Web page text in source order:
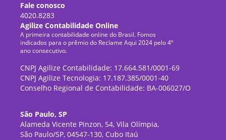
Fale conosco
4020.8283
Agilize Contabilidade Online
A primeira contabilidade online do Brasil. Fomos
indicados para o prêmio do Reclame Aqui 2024 pelo 4º
ano consecutivo.
CNPJ Agilize Contabilidade: 17.664.581/0001-69
CNPJ Agilize Tecnologia: 17.187.385/0001-40
Conselho Regional de Contabilidade: BA-006027/O
São Paulo, SP
Alameda Vicente Pinzon, 54, Vila Olímpia,
São Paulo/SP, 04547-130, Cubo Itaú